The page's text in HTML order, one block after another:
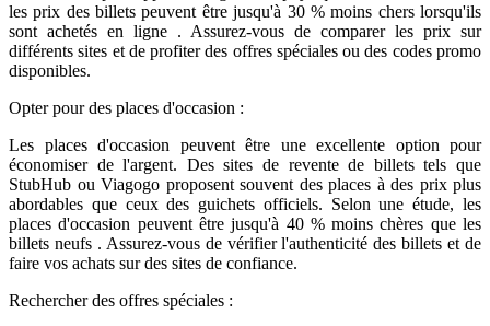
les prix des billets peuvent être jusqu'à 30 % moins chers lorsqu'ils
sont achetés en ligne . Assurez-vous de comparer les prix sur
différents sites et de profiter des offres spéciales ou des codes promo
disponibles.
Opter pour des places d'occasion :
Les places d'occasion peuvent être une excellente option pour
économiser de l'argent. Des sites de revente de billets tels que
StubHub ou Viagogo proposent souvent des places à des prix plus
abordables que ceux des guichets officiels. Selon une étude, les
places d'occasion peuvent être jusqu'à 40 % moins chères que les
billets neufs . Assurez-vous de vérifier l'authenticité des billets et de
faire vos achats sur des sites de confiance.
Rechercher des offres spéciales :